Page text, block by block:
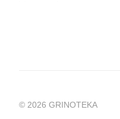
© 2026 GRINOTEKA